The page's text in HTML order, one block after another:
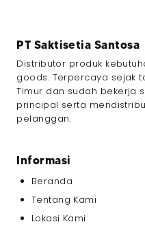
PT Saktisetia Santosa
Distributor produk
goods. Terpercaya sejak
Timur dan sudah bekerja
principal serta
pelanggan.
Informasi
Beranda
Tentang Kami
Lokasi Kami